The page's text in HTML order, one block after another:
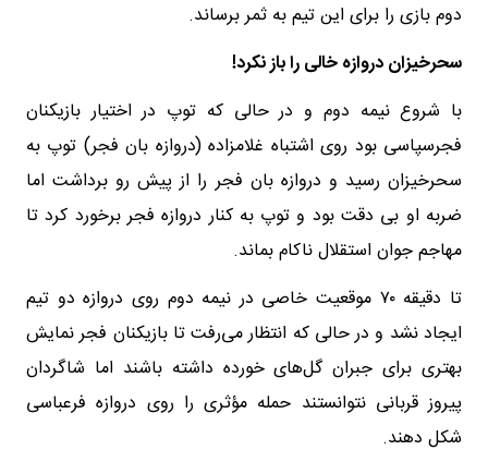
دوم بازی را برای این تیم به ثمر برساند.
سحرخیزان دروازه خالی را باز نکرد!
با شروع نیمه دوم و در حالی که توپ در اختیار بازیکنان
فجرسپاسی بود روی اشتباه غلامزاده (دروازه بان فجر) توپ به
سحرخیزان رسید و دروازه بان فجر را از پیش رو برداشت اما
ضربه او بی دقت بود و توپ به کنار دروازه فجر برخورد کرد تا
مهاجم جوان استقلال ناکام بماند.
تا دقیقه ۷۰ موقعیت خاصی در نیمه دوم روی دروازه دو تیم
ایجاد نشد و در حالی که انتظار می‌رفت تا بازیکنان فجر نمایش
بهتری برای جبران گل‌های خورده داشته باشند اما شاگردان
پیروز قربانی نتوانستند حمله مؤثری را روی دروازه فرعباسی
شکل دهند.